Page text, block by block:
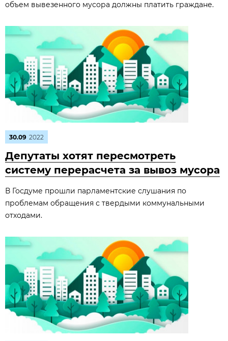
объем вывезенного мусора должны платить граждане.
30.09 2022
Депутаты хотят пересмотреть
систему перерасчета за вывоз мусора
В Госдуме прошли парламентские слушания по
проблемам обращения с твердыми коммунальными
отходами.